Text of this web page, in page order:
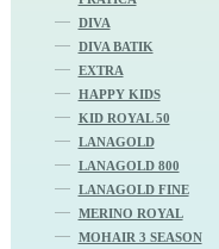
DIVA
DIVA BATIK
EXTRA
HAPPY KIDS
KID ROYAL 50
LANAGOLD
LANAGOLD 800
LANAGOLD FINE
MERINO ROYAL
MOHAIR 3 SEASON